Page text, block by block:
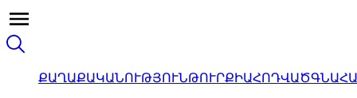
ՔԱՂԱՔԱԿԱՆՈՒԹՅՈՒՆԹՈՒՐՔԻԱՀՈԴՎԱԾ